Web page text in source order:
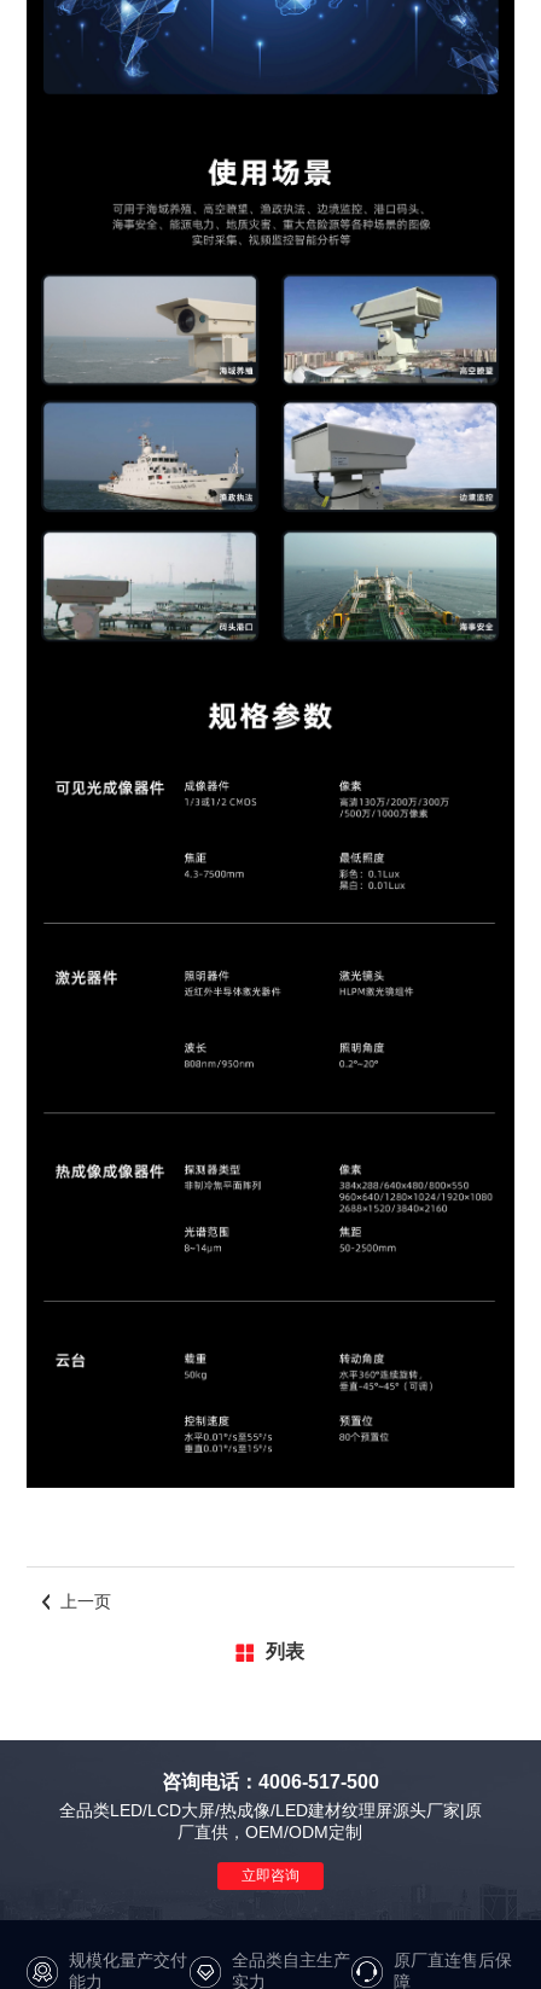
上一页
列表
咨询电话：4006-517-500
全品类LED/LCD大屏/热成像/LED建材纹理屏源头厂家|原
厂直供，OEM/ODM定制
立即咨询
规模化量产交付
能力
全品类自主生产
实力
原厂直连售后保
障